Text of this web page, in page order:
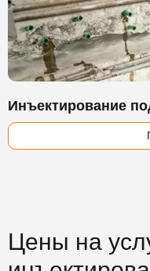
Инъектирование
Цены на